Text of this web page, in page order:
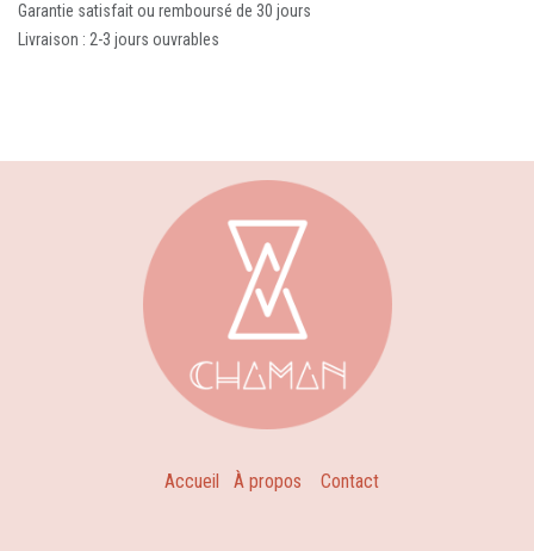
Garantie satisfait ou remboursé de 30 jours
Livraison : 2-3 jours ouvrables
Accueil À propos Contact